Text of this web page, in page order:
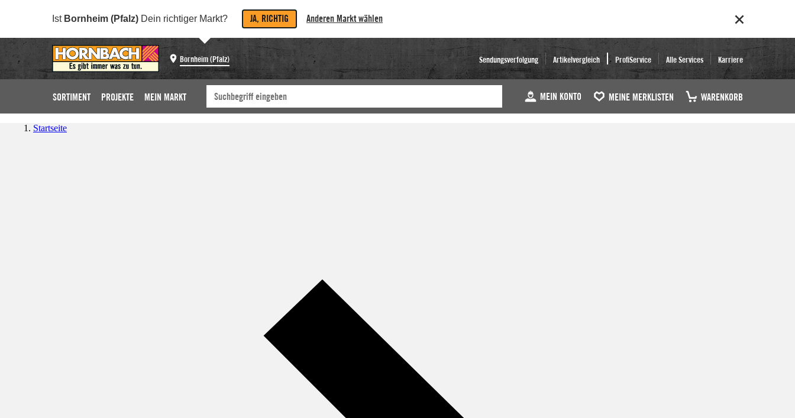
Ist Bornheim (Pfalz) Dein richtiger Markt? JA, RICHTIG Anderen Markt wählen
Bornheim (Pfalz) Sendungsverfolgung Artikelvergleich ProfiService Alle Services Karriere
SORTIMENT PROJEKTE MEIN MARKT MEIN KONTO MEINE MERKLISTEN WARENKORB
Startseite